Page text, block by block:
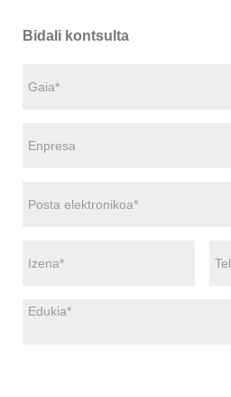
Bidali kontsulta